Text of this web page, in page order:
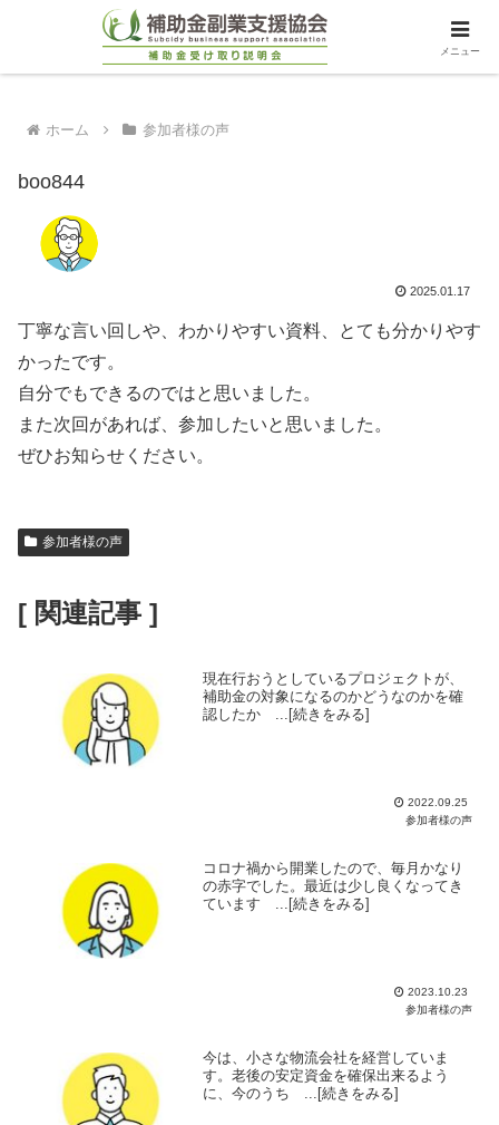
ホーム 参加者様の声
boo844
2025.01.17
丁寧な言い回しや、わかりやすい資料、とても分かりやす
かったです。
自分でもできるのではと思いました。
また次回があれば、参加したいと思いました。
ぜひお知らせください。
参加者様の声
[ 関連記事 ]
現在行おうとしているプロジェクトが、
補助金の対象になるのかどうなのかを確
認したか ...[続きをみる]
2022.09.25
参加者様の声
コロナ禍から開業したので、毎月かなり
の赤字でした。最近は少し良くなってき
ています ...[続きをみる]
2023.10.23
参加者様の声
今は、小さな物流会社を経営していま
す。老後の安定資金を確保出来るよう
に、今のうち ...[続きをみる]
メニュー